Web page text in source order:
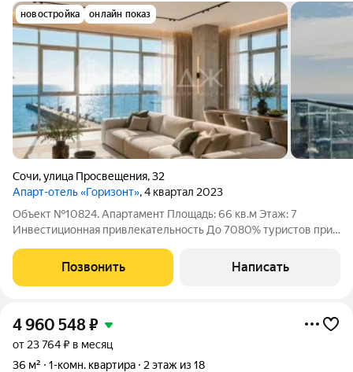
новостройка онлайн показ
Сочи,улица Просвещения,32
Апарт-отель «Горизонт», 4 квартал 2023
Объект №10824. Апартамент Площадь: 66 кв.м Этаж: 7
Инвестиционная привлекательность До 7080% туристов при
доступности от моря, что обеспечивает максимальный спрос
на аренду. Преимущества: Доход от
Позвонить Написать
4 960 548₽
от 23 764 ₽ в месяц
36 м²
1-комн. квартира 2 этаж из 18